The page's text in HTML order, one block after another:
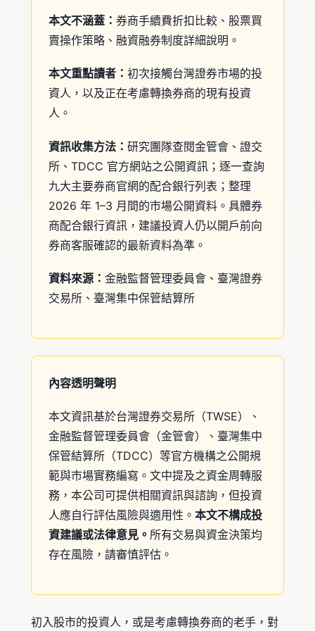
本文不涵蓋： 券商手續費折扣比較、股票買
賣操作策略、融資融券制度詳細說明。
本文重點讀者： 初次接觸台灣證券市場的投
資人，以及正在考慮轉換券商的現有投資
人。
資訊收集方法： 研究團隊查閱金管會、證交
所、TDCC 官方網站之公開資訊；逐一查詢
九大主要券商官網的配合銀行列表；整理
2026 年 1–3 月間的市場公開資料。具體券
商配合銀行資訊，建議投資人仍以開戶前向
券商客服確認的最新資料為準。
資料來源： 金融監督管理委員會、臺灣證券
交易所、臺灣集中保管結算所
內容透明聲明
本文資訊基於台灣證券交易所（TWSE）、
金融監督管理委員會（金管會）、臺灣集中
保管結算所（TDCC）等官方機構之公開規
範與市場實務編寫。文中提及之資金周轉服
務，本公司可提供相關資訊與諮詢，但投資
人應自行評估風險與適用性。 本文不構成投
資建議或法律意見。 所有交易與資金決策均
存在風險，請審慎評估。
初入股市的投資人，或是考慮轉換券商的老手，對